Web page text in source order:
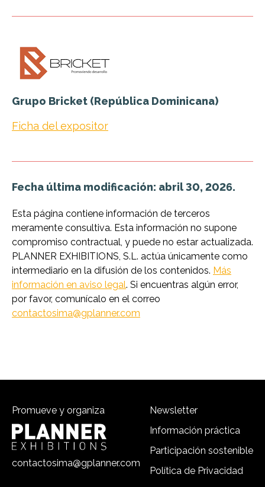
Grupo Bricket (República Dominicana)
Ficha del expositor
Fecha última modificación: abril 30, 2026.
Esta página contiene información de terceros
meramente consultiva. Esta información no supone
compromiso contractual, y puede no estar actualizada.
PLANNER EXHIBITIONS, S.L. actúa únicamente como
intermediario en la difusión de los contenidos. Más
información en aviso legal. Si encuentras algún error,
por favor, comunícalo en el correo
contactosima@gplanner.com
Promueve y organiza
contactosima@gplanner.com
Newsletter
Información práctica
Participación sostenible
Política de Privacidad